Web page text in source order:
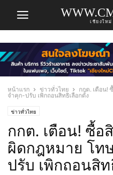
เชียงให
หน้าแรก ข่าวทั่วไทย
กกต. เตือน!
จำคุก-ปรับ เพิกถอนสิทธิเลือกตั้ง
ข่าวทั่วไทย
กกต. เตือน! ซื้อ
ผิดกฎหมาย โท
ปรับ เพิกถอนสิท